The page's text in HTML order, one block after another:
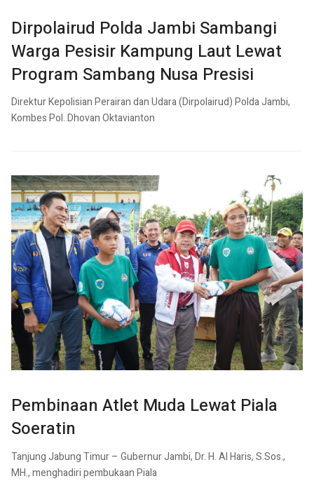
Dirpolairud Polda Jambi Sambangi
Warga Pesisir Kampung Laut Lewat
Program Sambang Nusa Presisi
Direktur Kepolisian Perairan dan Udara (Dirpolairud) Polda Jambi,
Kombes Pol. Dhovan Oktavianton
Pembinaan Atlet Muda Lewat Piala
Soeratin
Tanjung Jabung Timur – Gubernur Jambi, Dr. H. Al Haris, S.Sos.,
MH., menghadiri pembukaan Piala